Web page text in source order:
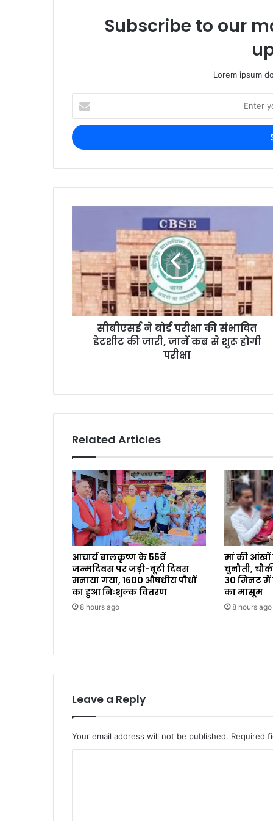
Subscribe to our
Lorem ipsum
सीबीएसई ने बोर्ड परीक्षा की संभावित
डेटशीट की जारी, जानें कब से शुरू होगी
परीक्षा
Related Articles
आचार्य बालकृष्ण के 55वें
जन्मदिवस पर जड़ी-बूटी दिवस
मनाया गया, 1600 औषधीय पौधों
का हुआ निःशुल्क वितरण
8 hours ago
मां की
चुनौती,
30 मिनट में
का मासूम
8 hours ago
Leave a Reply
Your email address will not be published. Required